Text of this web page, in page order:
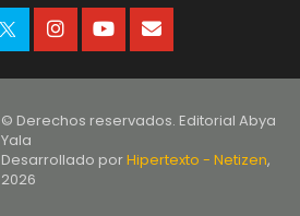
© Derechos reservados. Editorial Abya
Yala
Desarrollado porHipertexto - Netizen,
2026